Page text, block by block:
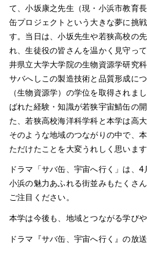
て、小坂康之先生（現・小浜市教育
缶プロジェクトという大きな夢に挑
す。当日は、小坂先生や若狭高校の
れ、生徒役の皆さんを温かく見守っ
井県立大学大学院の生物資源学研究
サバへしこの製造技術と品質形成に
（生物資源学）の学位を取得されま
ばれた経験・知識が若狭宇宙鯖缶の
た、若狭高校海洋科学科と本学は高
そのような地域のつながりの中で、
ただけたことを大変うれしく思います
ドラマ「サバ缶、宇宙へ行く」は、4
小浜の魅力あふれる街並みもたくさ
ご注目ください。
本学は今後も、地域とつながる学び
ドラマ『サバ缶、宇宙へ行く』の放